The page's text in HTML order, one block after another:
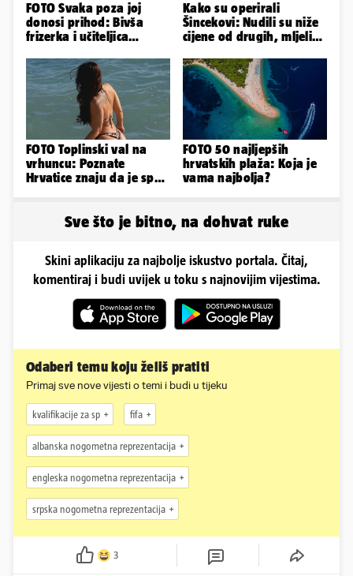
FOTO Svaka poza joj
donosi prihod: Bivša
frizerka i učiteljica
Instagram
Kako su operirali
Šincekovi: Nudili su niže
cijene od drugih, mljeli
FOTO Toplinski val na
vrhuncu: Poznate
Hrvatice znaju da je spas
FOTO 50 najljepših
hrvatskih plaža: Koja je
vama najbolja?
Sve što je bitno, na dohvat ruke
Skini aplikaciju za najbolje iskustvo portala. Čitaj,
komentiraj i budi uvijek u toku s najnovijim vijestima.
Odaberi temu koju želiš pratiti
Primaj sve nove vijesti o temi i budi u tijeku
kvalifikacije za sp fifa
albanska nogometna reprezentacija
engleska nogometna reprezentacija
srpska nogometna reprezentacija
3